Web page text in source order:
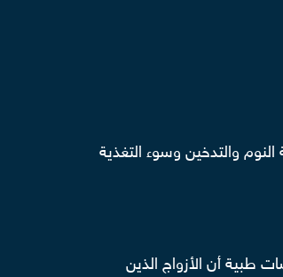
والتدخين وسوء التغذية
طبية أن الأزواج الذين